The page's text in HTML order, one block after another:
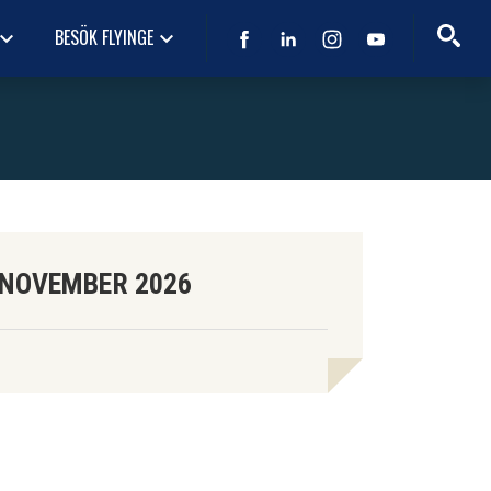
keyboard_arrow_down BESÖK FLYINGE keyboard_arrow_down
2026